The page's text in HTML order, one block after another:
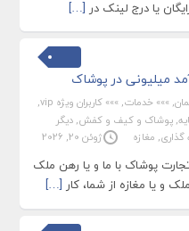
یا درج لینک در […]
میلیونی در پوشاک
, »»» خدمات, »»» کاربران ویژه vip
,
, پوشاک و کیف و کفش, دیگر
, مغازه ژوئن 20, 2026
پوشاک با ما و یا رهن ملک
و یا مغازه از شما، کار[…]